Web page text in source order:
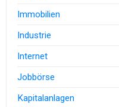
Immobilien
Industrie
Internet
Jobbörse
Kapitalanlagen